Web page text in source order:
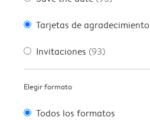
Tarjetas de agradecimiento
Invitaciones (93)
Elegir formato
Todos los formatos